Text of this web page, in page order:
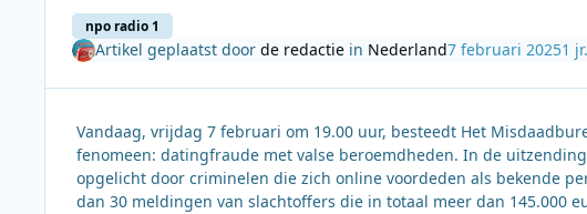
npo radio 1
Artikel geplaatst door de redactiein Nederland7 februari 20251 jr.
Vandaag, vrijdag 7 februari om 19.00 uur, besteedt Het
fenomeen: datingfraude met valse beroemdheden. In de
opgelicht door criminelen die zich online voordeden als bekende
dan 30 meldingen van slachtoffers die in totaal meer dan 145.000